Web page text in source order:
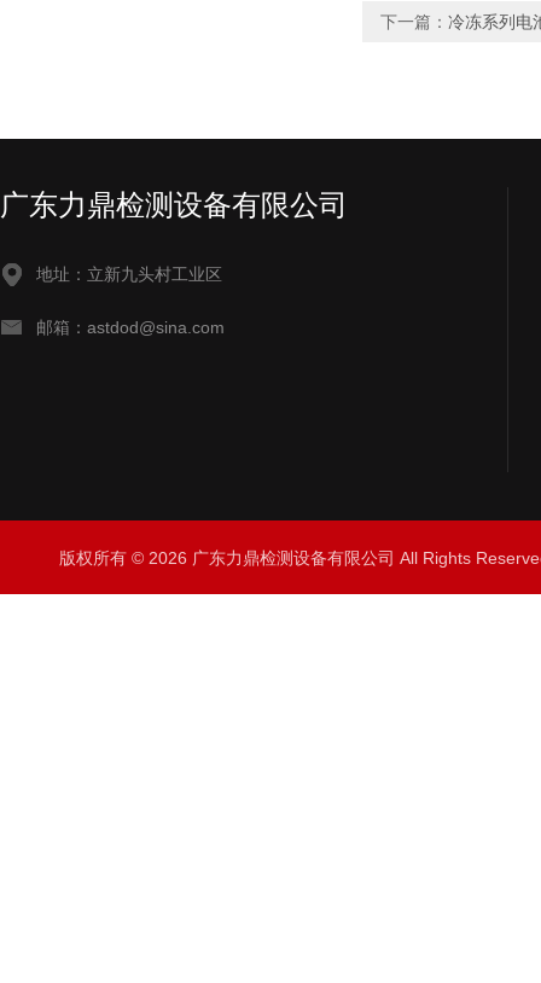
下一篇： 冷冻系列电
广东力鼎检测设备有限公司
地址：立新九头村工业区
邮箱：astdod@sina.com
版权所有 © 2026 广东力鼎检测设备有限公司 All Rights